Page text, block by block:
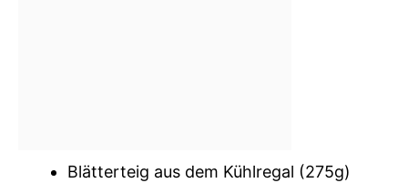
Blätterteig aus dem Kühlregal (275g)